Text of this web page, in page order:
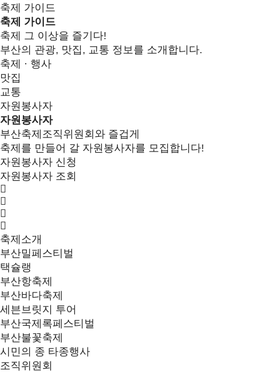
축제 가이드
축제 가이드
축제 그 이상을 즐기다!
부산의 관광, 맛집, 교통 정보를 소개합니다.
축제 · 행사
맛집
교통
자원봉사자
자원봉사자
부산축제조직위원회와 즐겁게
축제를 만들어 갈 자원봉사자를 모집합니다!
자원봉사자 신청
자원봉사자 조회
축제소개
부산밀페스티벌
택슐랭
부산항축제
부산바다축제
세븐브릿지 투어
부산국제록페스티벌
부산불꽃축제
시민의 종 타종행사
조직위원회